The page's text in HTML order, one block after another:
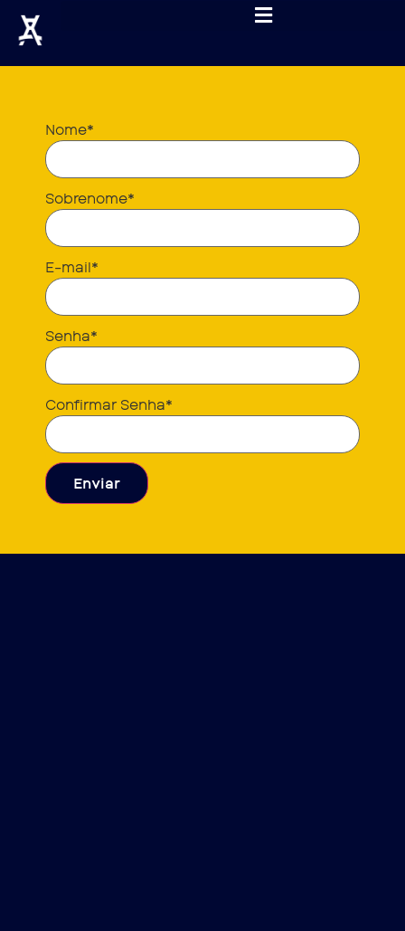
Nome*
Sobrenome*
E-mail*
Senha*
Confirmar Senha*
Enviar